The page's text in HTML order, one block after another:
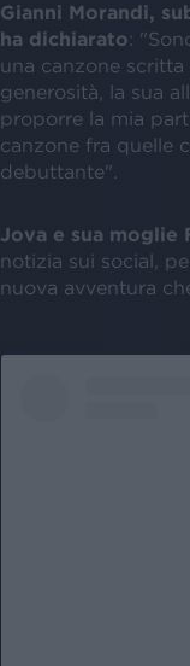
Gianni Morandi,
ha dichiarato:
una canzone scritta
generosità, la sua
proporre la mia
canzone fra quelle
debuttante".
Jova e sua moglie
notizia sui social,
nuova avventura